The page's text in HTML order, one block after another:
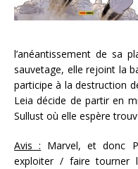
l’anéantissement de sa
sauvetage, elle rejoint la
participe à la destruction
Leia décide de partir en
Sullust où elle espère
Avis : Marvel, et donc
exploiter / faire tourner